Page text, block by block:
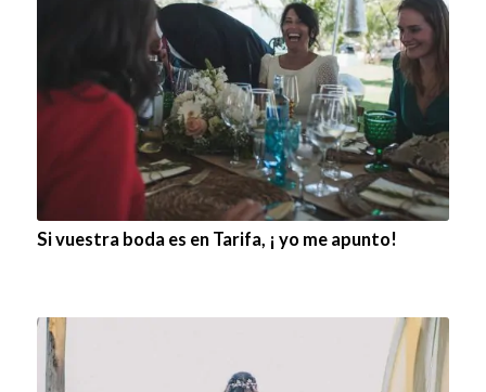
Si vuestra boda es en Tarifa, ¡ yo me apunto!